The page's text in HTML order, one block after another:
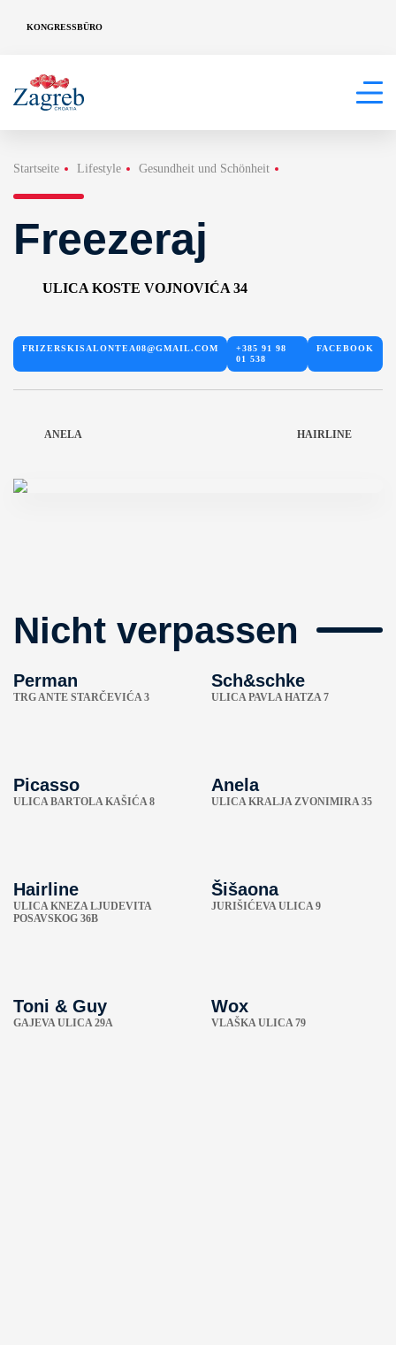
KONGRESSBÜRO
Startseite Lifestyle Gesundheit und Schönheit
Freezeraj
ULICA KOSTE VOJNOVIĆA 34
FRIZERSKISALONTEA08@GMAIL.COM
+385 91 98
01 538
FACEBOOK
ANELA HAIRLINE
Nicht verpassen
Perman
TRG ANTE STARČEVIĆA 3
Sch&schke
ULICA PAVLA HATZA 7
Picasso
ULICA BARTOLA KAŠIĆA 8
Anela
ULICA KRALJA ZVONIMIRA 35
Hairline
ULICA KNEZA LJUDEVITA
POSAVSKOG 36B
Šišaona
JURIŠIĆEVA ULICA 9
Toni & Guy
GAJEVA ULICA 29A
Wox
VLAŠKA ULICA 79